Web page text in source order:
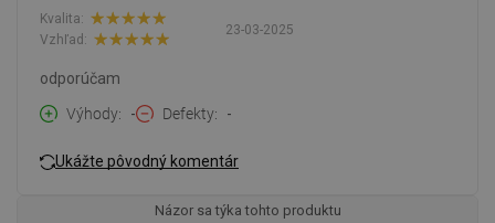
23-03-2025
Kvalita:
Vzhľad:
odporúčam
Výhody
- Defekty -
Ukážte pôvodný komentár
Názor sa týka tohto produktu